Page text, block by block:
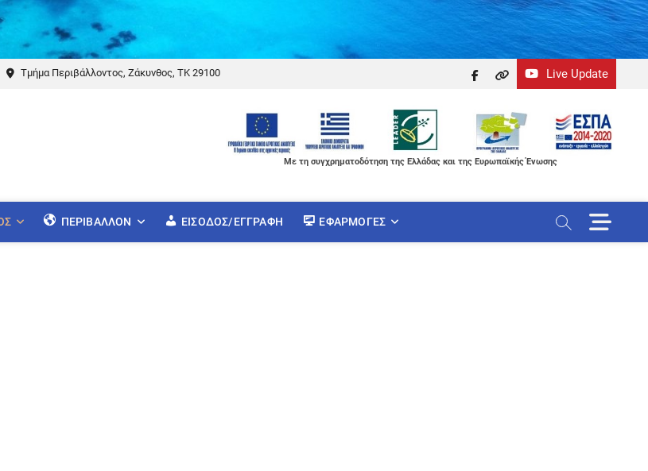
Τμήμα Περιβάλλοντος, Ζάκυνθος, ΤΚ 29100 Live Update
facebook
themefreesia
Με τη συγχρηματοδότηση της Ελλάδας και της Ευρωπαϊκής Ένωσης
ΠΕΡΙΒΆΛΛΟΝ ΕΊΣΟΔΟΣ/ΕΓΓΡΑΦΉ ΕΦΑΡΜΟΓΈΣ
M
e
n